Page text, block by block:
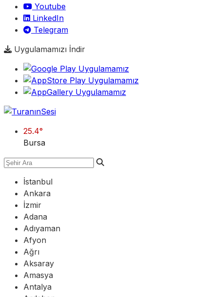
Youtube
LinkedIn
Telegram
Uygulamamızı İndir
25.4°
Bursa
İstanbul
Ankara
İzmir
Adana
Adıyaman
Afyon
Ağrı
Aksaray
Amasya
Antalya